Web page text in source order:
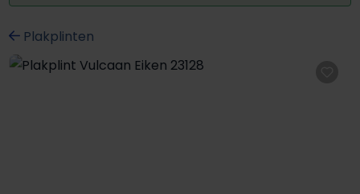
Plakplinten
Afbeeldingengalerij overslaan